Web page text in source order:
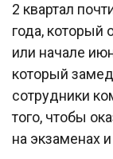
2 квартал
года, который
или начале
который
сотрудники
того, чтобы
на экзаменах